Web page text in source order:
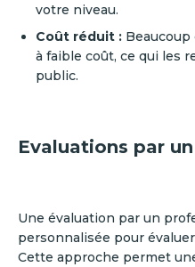
votre niveau.
Coût réduit :
à faible coût, ce qui les
public.
Evaluations par
Une évaluation par un
personnalisée pour
Cette approche permet